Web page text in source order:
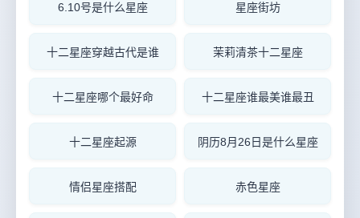
6.10号是什么星座 星座街坊
十二星座穿越古代是谁 茉莉清茶十二星座
十二星座哪个最好命 十二星座谁最美谁最丑
十二星座起源 阴历8月26日是什么星座
情侣星座搭配 赤色星座